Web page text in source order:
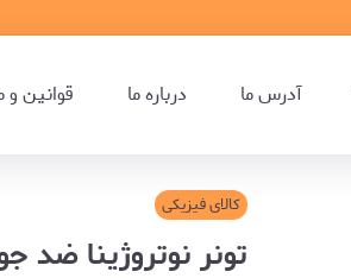
آدرس ما درباره ما قوانین و
کالای فیزیکی